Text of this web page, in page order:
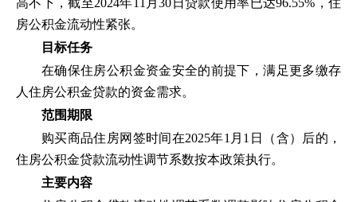
高不下，截至2024年11月30日贷款使用率已达96.55%，住
房公积金流动性紧张。
目标任务
在确保住房公积金资金安全的前提下，满足更多缴存
人住房公积金贷款的资金需求。
范围期限
购买商品住房网签时间在2025年1月1日（含）后的，
住房公积金贷款流动性调节系数按本政策执行。
主要内容